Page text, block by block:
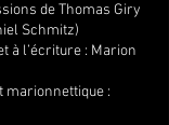
de Thomas Giry
Schmitz)
à l’écriture : Marion
marionnettique :